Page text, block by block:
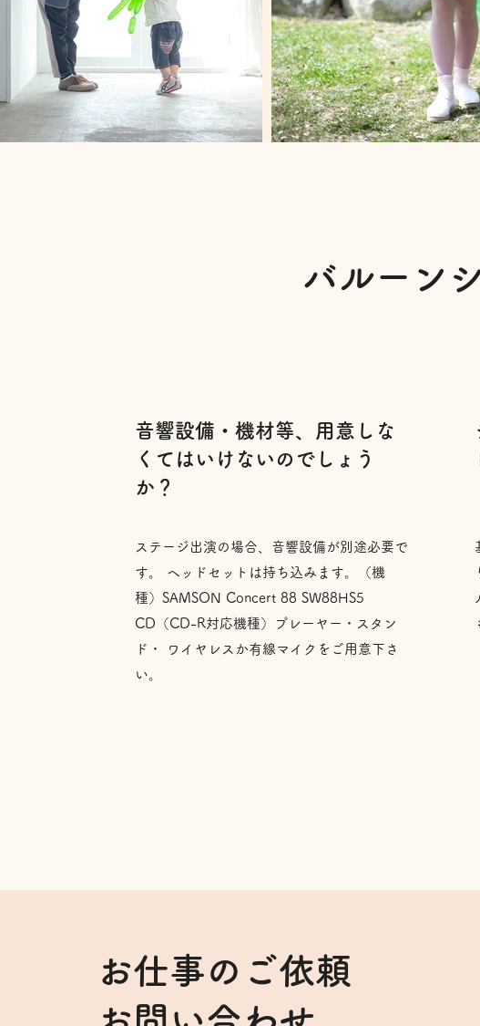
バルーン
音響設備・機材等、用意しな
くてはいけないのでしょう
か？
ステージ出演の場合、音響設備が別途必要で
す。 ヘッドセットは持ち込みます。（機
種）SAMSON Concert 88 SW88HS5
CD（CD-R対応機種）プレーヤー・スタン
ド・ ワイヤレスか有線マイクをご用意下さ
い。
お仕事のご依頼